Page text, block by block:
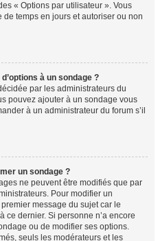
« Options par utilisateur ». Vous
temps en jours et autoriser ou non
à un sondage ?
par les administrateurs du
pouvez ajouter à un sondage vous
à un administrateur du forum s’il
un sondage ?
ne peuvent être modifiés que par
Pour modifier un
message du sujet car le
ce dernier. Si personne n’a encore
ou de modifier ses options.
seuls les modérateurs et les